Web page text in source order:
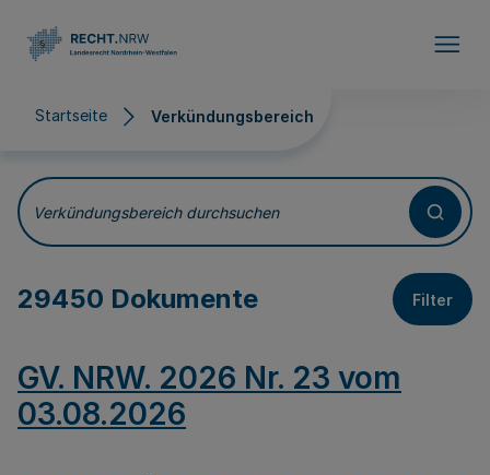
Startseite Verkündungsbereich
Verkündungsbereich
Verkündungsbereich durchsuchen
29450 Dokumente Filter
GV. NRW. 2026 Nr. 23 vom
03.08.2026